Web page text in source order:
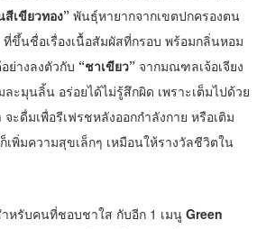
สีเขียวทอง” พันธุ์หายากจากเขตปกครองตน
ที่ขึ้นชื่อเรื่องเนื้อสัมผัสที่กรอบ พร้อมกลิ่นหอม
ย่างลงตัวกับ “ชาเขียว” จากมณฑลเจ้อเจียง
มุนลิ้น อร่อยได้ไม่รู้สึกผิด เพราะเต็มไปด้วย
ะดื่มเพื่อรีเฟรชหลังออกกำลังกาย หรือเติม
เพิ่มความสุขเล็กๆ เหมือนให้รางวัลชีวิตใน
หรับคนที่ชอบชาใส กับอีก 1 เมนู Green